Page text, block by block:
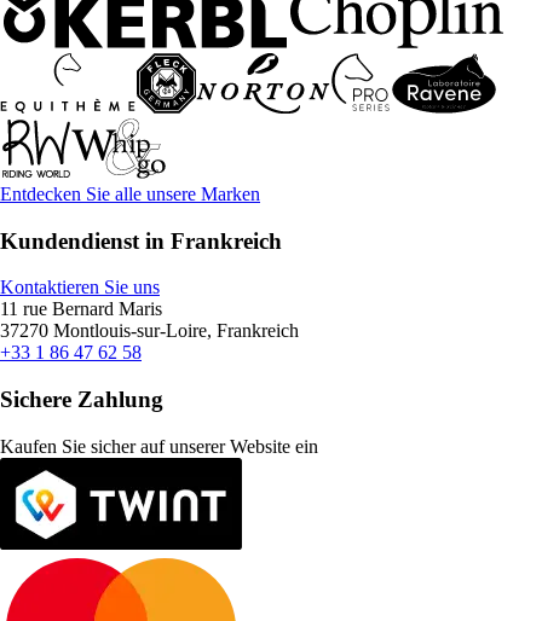
Entdecken Sie alle unsere Marken
Kundendienst in Frankreich
Kontaktieren Sie uns
11 rue Bernard Maris
37270 Montlouis-sur-Loire, Frankreich
+33 1 86 47 62 58
Sichere Zahlung
Kaufen Sie sicher auf unserer Website ein